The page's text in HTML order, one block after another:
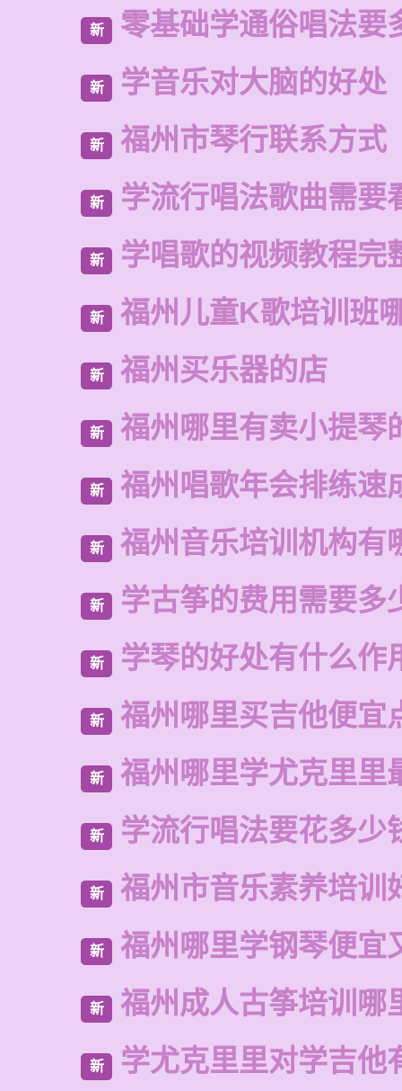
新 零基础学通俗唱法要
新 学音乐对大脑的好处
新 福州市琴行联系方式
新 学流行唱法歌曲需要
新 学唱歌的视频教程完
新 福州儿童K歌培训班
新 福州买乐器的店
新 福州哪里有卖小提琴
新 福州唱歌年会排练速
新 福州音乐培训机构有
新 学古筝的费用需要多
新 学琴的好处有什么作
新 福州哪里买吉他便宜
新 福州哪里学尤克里里
新 学流行唱法要花多少
新 福州市音乐素养培训
新 福州哪里学钢琴便宜
新 福州成人古筝培训哪
新 学尤克里里对学吉他